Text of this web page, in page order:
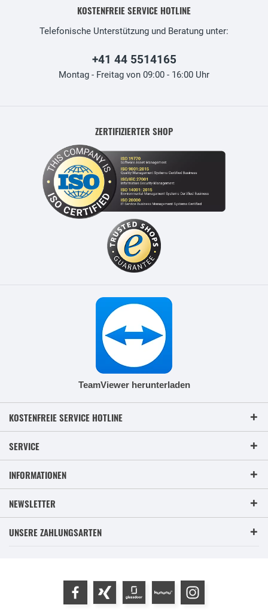
KOSTENFREIE SERVICE HOTLINE
Telefonische Unterstützung und Beratung unter:
+41 44 5514165
Montag - Freitag von 09:00 - 16:00 Uhr
ZERTIFIZIERTER SHOP
TeamViewer herunterladen
KOSTENFREIE SERVICE HOTLINE
SERVICE
INFORMATIONEN
NEWSLETTER
UNSERE ZAHLUNGSARTEN